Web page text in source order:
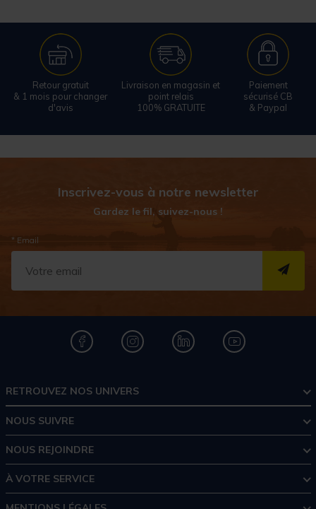
Retour gratuit
& 1 mois pour changer
d'avis
Livraison en magasin et
point relais
100% GRATUITE
Paiement
sécurisé CB
& Paypal
Inscrivez-vous à notre newsletter
Gardez le fil, suivez-nous !
* Email
RETROUVEZ NOS UNIVERS
NOUS SUIVRE
NOUS REJOINDRE
À VOTRE SERVICE